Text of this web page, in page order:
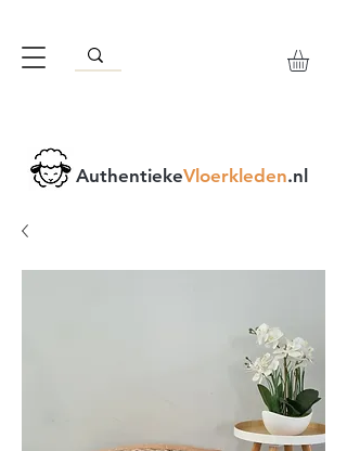
AuthentiekeVloerkleden.nl